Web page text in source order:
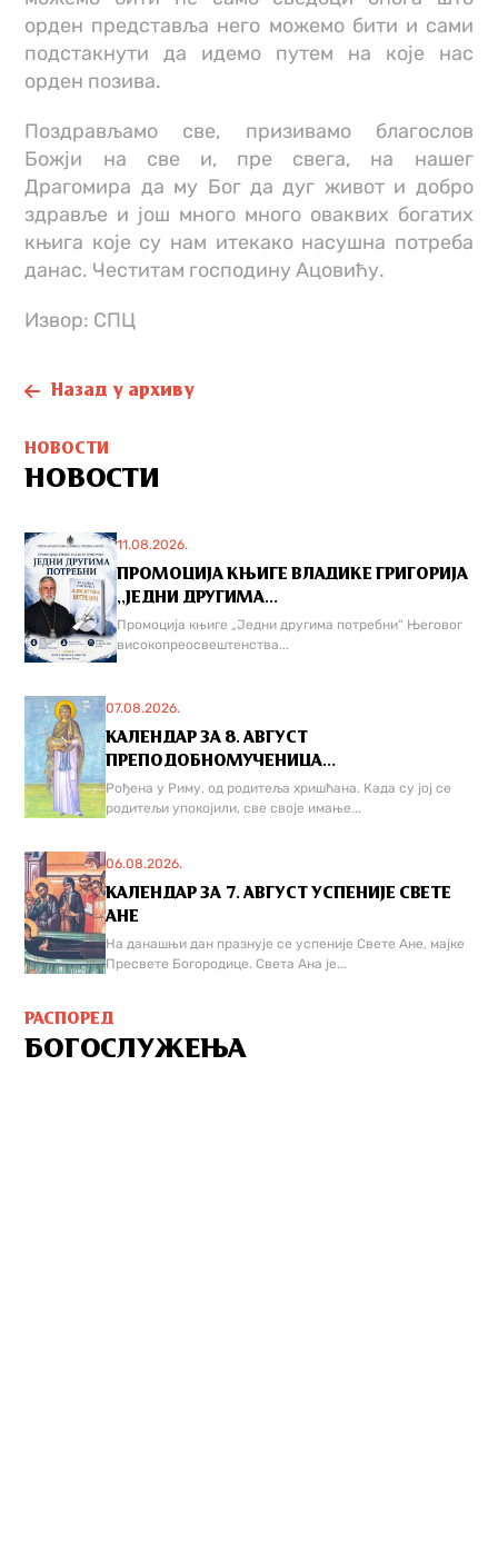
орден представља него можемо бити и сами
подстакнути да идемо путем на које нас
орден позива.
Поздрављамо све, призивамо благослов
Божји на све и, пре свега, на нашег
Драгомира да му Бог да дуг живот и добро
здравље и још много много оваквих богатих
књига које су нам итекако насушна потреба
данас. Честитам господину Ацовићу.
Извор: СПЦ
Назад у архиву
НОВОСТИ
НОВОСТИ
11.08.2026.
ПРОМОЦИЈА КЊИГЕ ВЛАДИКЕ ГРИГОРИЈА
,,ЈЕДНИ ДРУГИМА...
Промоција књиге „Једни другима потребни“ Његовог
високопреосвештенства...
07.08.2026.
КАЛЕНДАР ЗА 8. АВГУСТ
ПРЕПОДОБНОМУЧЕНИЦА...
Рођена у Риму, од родитеља хришћана. Када су јој се
родитељи упокојили, све своје имање...
06.08.2026.
КАЛЕНДАР ЗА 7. АВГУСТ УСПЕНИЈЕ СВЕТЕ
АНЕ
На данашњи дан празнује се успеније Свете Ане, мајке
Пресвете Богородице. Света Ана је...
РАСПОРЕД
БОГОСЛУЖЕЊА